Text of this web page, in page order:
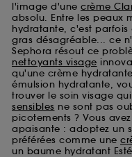
l'image d'une crème
absolu. Entre les peaux
hydratante, c'est
gras désagréable... ce
Sephora résout ce
nettoyants visage
qu'une crème
émulsion hydratante,
trouver le soin visage
sensibles ne sont pas
picotements ? Vous
apaisante : adoptez un
préférées comme une
un baume hydratant